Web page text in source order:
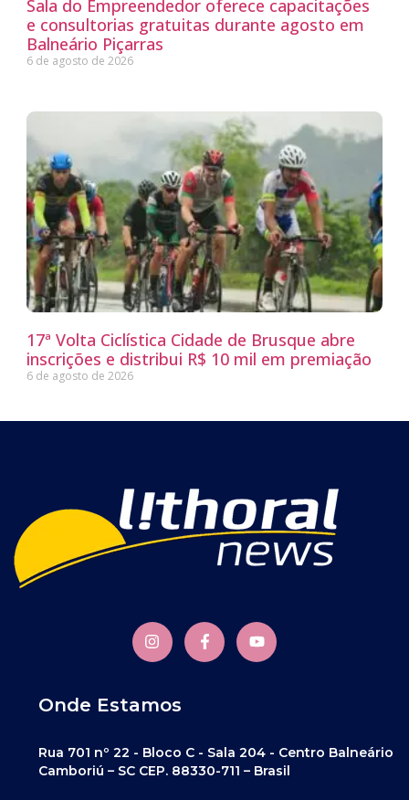
Sala do Empreendedor oferece capacitações
e consultorias gratuitas durante agosto em
Balneário Piçarras
6 de agosto de 2026
17ª Volta Ciclística Cidade de Brusque abre
inscrições e distribui R$ 10 mil em premiação
6 de agosto de 2026
Onde Estamos
Rua 701 nº 22 - Bloco C - Sala 204 - Centro Balneário
Camboriú – SC CEP. 88330-711 – Brasil